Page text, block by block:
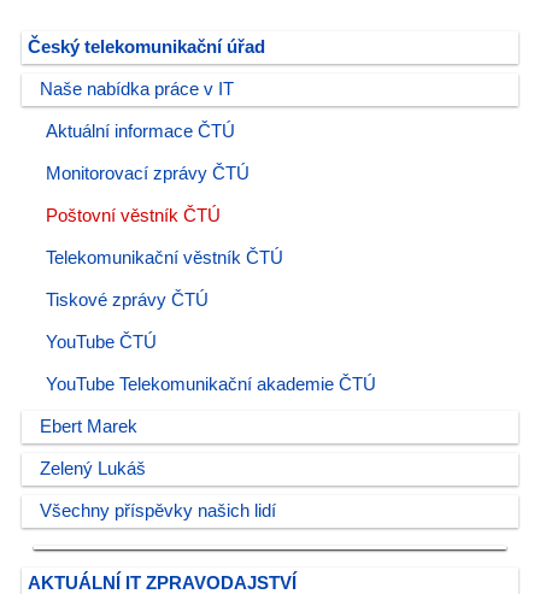
Český telekomunikační úřad
Naše nabídka práce v IT
Aktuální informace ČTÚ
Monitorovací zprávy ČTÚ
Poštovní věstník ČTÚ
Telekomunikační věstník ČTÚ
Tiskové zprávy ČTÚ
YouTube ČTÚ
YouTube Telekomunikační akademie ČTÚ
Ebert Marek
Zelený Lukáš
Všechny příspěvky našich lidí
AKTUÁLNÍ IT ZPRAVODAJSTVÍ